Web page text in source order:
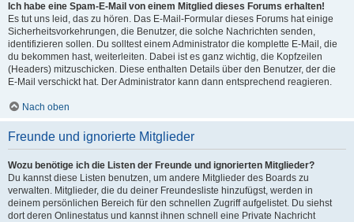
Ich habe eine Spam-E-Mail von einem Mitglied dieses Forums erhalten!
Es tut uns leid, das zu hören. Das E-Mail-Formular dieses Forums hat einige
Sicherheitsvorkehrungen, die Benutzer, die solche Nachrichten senden,
identifizieren sollen. Du solltest einem Administrator die komplette E-Mail, die
du bekommen hast, weiterleiten. Dabei ist es ganz wichtig, die Kopfzeilen
(Headers) mitzuschicken. Diese enthalten Details über den Benutzer, der die
E-Mail verschickt hat. Der Administrator kann dann entsprechend reagieren.
Nach oben
Freunde und ignorierte Mitglieder
Wozu benötige ich die Listen der Freunde und ignorierten Mitglieder?
Du kannst diese Listen benutzen, um andere Mitglieder des Boards zu
verwalten. Mitglieder, die du deiner Freundesliste hinzufügst, werden in
deinem persönlichen Bereich für den schnellen Zugriff aufgelistet. Du siehst
dort deren Onlinestatus und kannst ihnen schnell eine Private Nachricht